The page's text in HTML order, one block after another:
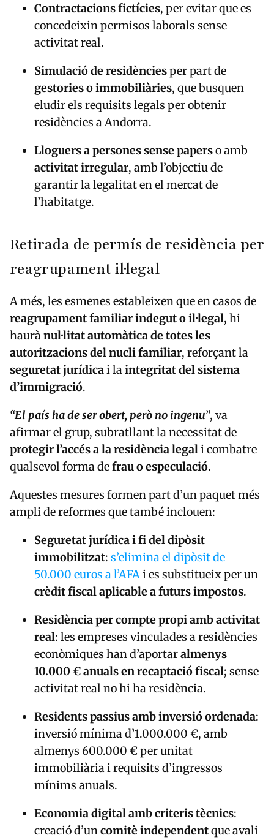
Contractacions fictícies, per evitar que es
concedeixin permisos laborals sense
activitat real.
Simulació de residènciesper part de
gestories o immobiliàries, que busquen
eludir els requisits legals per obtenir
residències a Andorra.
Lloguers a persones sense paperso amb
activitat irregular, amb l’objectiu de
garantir la legalitat en el mercat de
l’habitatge.
Retirada de permís de residència per
reagrupament il·legal
A més, les esmenes estableixen que en casos de
reagrupament familiar indegut o il·legal, hi
haurànul·litat automàtica de totes les
autoritzacions del nucli familiar, reforçant la
seguretat jurídicai laintegritat del sistema
d’immigració.
“El país ha de serobert, però no ingenu”, va
afirmar el grup, subratllant la necessitat de
protegir l’accés a la residència legali combatre
qualsevol forma defrau o especulació.
Aquestes mesures formen part d’un paquet més
ampli de reformes que també inclouen:
Seguretat jurídica i fi del dipòsit
immobilitzat: s’elimina el dipòsit de
50.000 euros a l’AFAi es substitueix per un
crèdit fiscal aplicable a futurs impostos.
Residència per compte propi amb activitat
real: les empreses vinculades a residències
econòmiques han d’aportaralmenys
10.000 € anuals en recaptació fiscal; sense
activitat real no hi ha residència.
Residents passius amb inversió ordenada:
inversió mínima d’1.000.000 €, amb
almenys 600.000 € per unitat
immobiliària i requisits d’ingressos
mínims anuals.
Economia digital amb criteris tècnics:
creació d’uncomitè independentque avali